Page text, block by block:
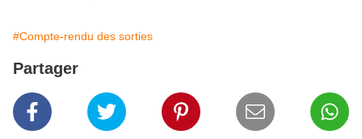
#Compte-rendu des sorties
Partager